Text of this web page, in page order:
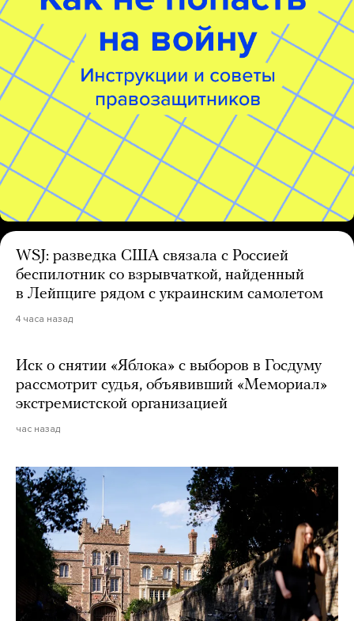
WSJ: разведка США связала с Россией
беспилотник со взрывчаткой, найденный
в Лейпциге рядом с украинским самолетом
4 часа назад
Иск о снятии «Яблока» с выборов в Госдуму
рассмотрит судья, объявивший «Мемориал»
экстремистской организацией
час назад